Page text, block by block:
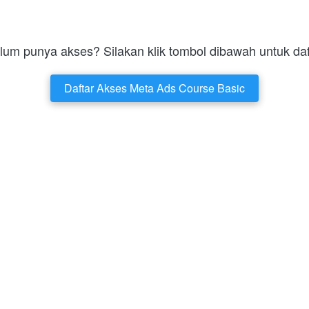
punya akses? Silakan klik tombol dibawah untuk
`Daftar Akses Meta Ads Course Basic